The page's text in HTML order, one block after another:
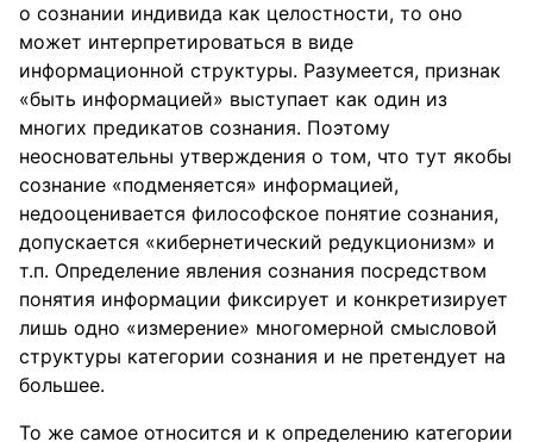
о сознании индивида как целостности, то оно
может интерпретироваться в виде
информационной структуры. Разумеется, признак
«быть информацией» выступает как один из
многих предикатов сознания. Поэтому
неосновательны утверждения о том, что тут якобы
сознание «подменяется» информацией,
недооценивается философское понятие сознания,
допускается «кибернетический редукционизм» и
т.п. Определение явления сознания посредством
понятия информации фиксирует и конкретизирует
лишь одно «измерение» многомерной смысловой
структуры категории сознания и не претендует на
большее.
То же самое относится и к определению категории